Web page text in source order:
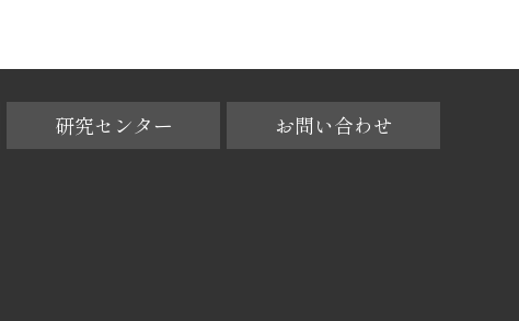
[裏表紙]
[外函（天）]
研究センター お問い合わせ